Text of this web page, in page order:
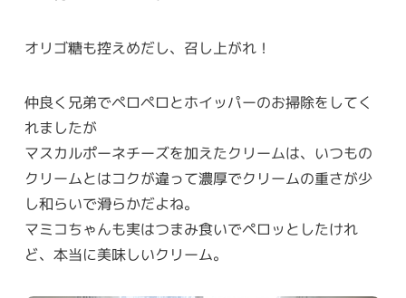
オリゴ糖も控えめだし、召し上がれ！
仲良く兄弟でペロペロとホイッパーのお掃除をしてく
れましたが
マスカルポーネチーズを加えたクリームは、いつもの
クリームとはコクが違って濃厚でクリームの重さが少
し和らいで滑らかだよね。
マミコちゃんも実はつまみ食いでペロッとしたけれ
ど、本当に美味しいクリーム。